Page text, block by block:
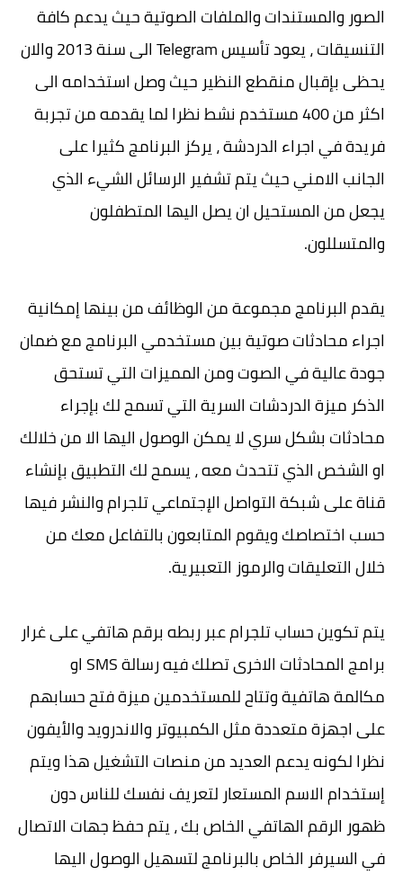
الصور والمستندات والملفات الصوتية حيث يدعم كافة
التنسيقات ، يعود تأسيس Telegram الى سنة 2013 والان
يحظى بإقبال منقطع النظير حيث وصل استخدامه الى
اكثر من 400 مستخدم نشط نظرا لما يقدمه من تجربة
فريدة في اجراء الدردشة ، يركز البرنامج كثيرا على
الجانب الامني حيث يتم تشفير الرسائل الشيء الذي
يجعل من المستحيل ان يصل اليها المتطفلون
والمتسللون.
يقدم البرنامج مجموعة من الوظائف من بينها إمكانية
اجراء محادثات صوتية بين مستخدمي البرنامج مع ضمان
جودة عالية في الصوت ومن المميزات التي تستحق
الذكر ميزة الدردشات السرية التي تسمح لك بإجراء
محادثات بشكل سري لا يمكن الوصول اليها الا من خلالك
او الشخص الذي تتحدث معه ، يسمح لك التطبيق بإنشاء
قناة على شبكة التواصل الإجتماعي تلجرام والنشر فيها
حسب اختصاصك ويقوم المتابعون بالتفاعل معك من
خلال التعليقات والرموز التعبيرية.
يتم تكوين حساب تلجرام عبر ربطه برقم هاتفي على غرار
برامج المحادثات الاخرى تصلك فيه رسالة SMS او
مكالمة هاتفية وتتاح للمستخدمين ميزة فتح حسابهم
على اجهزة متعددة مثل الكمبيوتر والاندرويد والأيفون
نظرا لكونه يدعم العديد من منصات التشغيل هذا ويتم
إستخدام الاسم المستعار لتعريف نفسك للناس دون
ظهور الرقم الهاتفي الخاص بك ، يتم حفظ جهات الاتصال
في السيرفر الخاص بالبرنامج لتسهيل الوصول اليها